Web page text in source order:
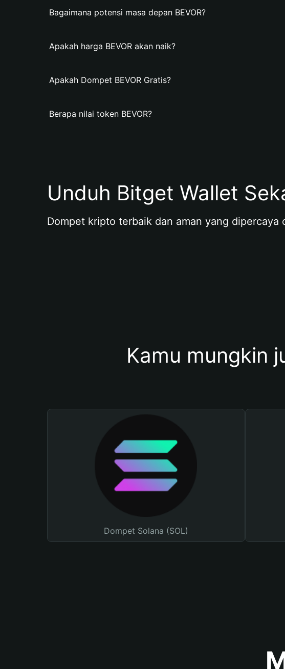
Bagaimana potensi masa depan BEVOR?
Apakah harga BEVOR akan naik?
Apakah Dompet BEVOR Gratis?
Berapa nilai token BEVOR?
Unduh Bitget Wallet
Dompet kripto terbaik dan aman yang dipercaya
Kamu mungkin
Dompet Solana (SOL)